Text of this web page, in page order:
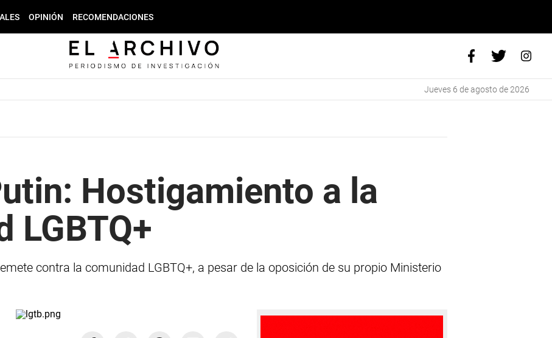
OPINIÓN RECOMENDACIONES
jueves 6 de agosto de 2026
Hostigamiento a la
LGBTQ+
contra la comunidad LGBTQ+, a pesar de la oposición de su propio Ministerio